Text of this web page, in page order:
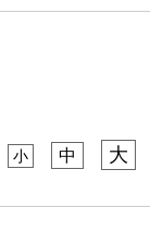
小 中 大